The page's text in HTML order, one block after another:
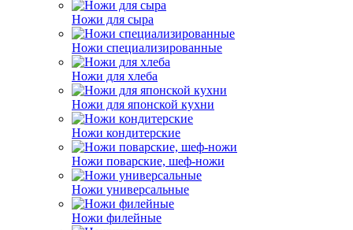
Ножи для сыра
Ножи специализированные
Ножи для хлеба
Ножи для японской кухни
Ножи кондитерские
Ножи поварские, шеф-ножи
Ножи универсальные
Ножи филейные